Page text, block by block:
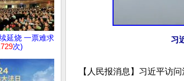
延烧 一票难求
次)
习
【人民报消息】习近平访